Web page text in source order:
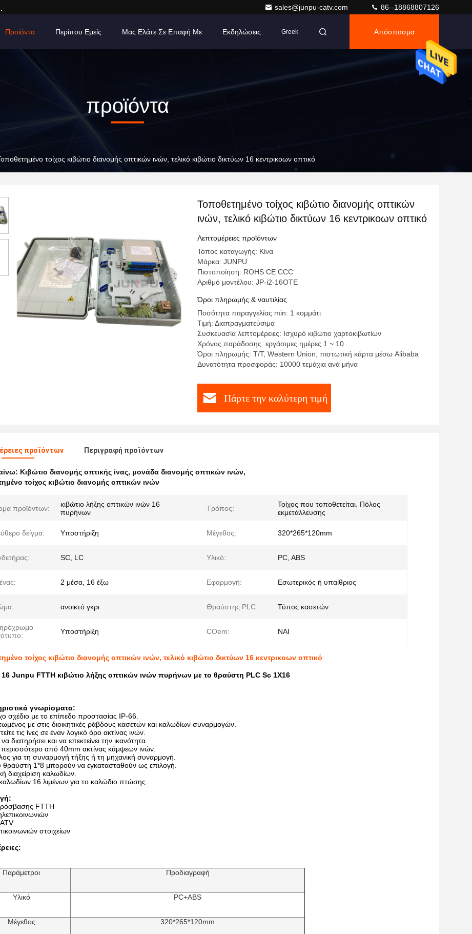
sales@junpu-catv.com 86--18868807126
Προϊόντα Περίπου Εμείς Μας Ελάτε Σε Επαφή Με Εκδηλώσεις Greek Απόσπασμα
προϊόντα
τοίχος κιβώτιο διανομής οπτικών ινών, τελικό κιβώτιο δικτύων 16 κεντρικοων οπτικό
Τοποθετημένο τοίχος κιβώτιο διανομής οπτικών
ινών, τελικό κιβώτιο δικτύων 16 κεντρικοων οπτικό
Λεπτομέρειες προϊόντων
Τόπος καταγωγής: Κίνα
Μάρκα: JUNPU
Πιστοποίηση: ROHS CE CCC
Αριθμό μοντέλου: JP-i2-16OTE
Όροι πληρωμής & ναυτιλίας
Ποσότητα παραγγελίας min: 1 κομμάτι
Τιμή: Διαπραγματεύσιμα
Συσκευασία λεπτομέρειες: Ισχυρό κιβώτιο χαρτοκιβωτίων
Χρόνος παράδοσης: εργάσιμες ημέρες 1 ~ 10
Όροι πληρωμής: T/T, Western Union, πιστωτική κάρτα μέσω Alibaba
Δυνατότητα προσφοράς: 10000 τεμάχια ανά μήνα
Πάρτε την καλύτερη τιμή
προϊόντων Περιγραφή προϊόντων
Κιβώτιο διανομής οπτικής ίνας, μονάδα διανομής οπτικών ινών,
τοίχος κιβώτιο διανομής οπτικών ινών
προϊόντων:
κιβώτιο λήξης οπτικών ινών 16
πυρήνων
Τρόπος:
Τοίχος που τοποθετείται. Πόλος
εκμετάλλευσης
δείγμα: Υποστήριξη Μέγεθος: 320*265*120mm
SC, LC Υλικό: PC, ABS
2 μέσα, 16 έξω Εφαρμογή: Εσωτερικός ή υπαίθριος
ανοικτό γκρι Θραύστης PLC: Τύπος κασετών
Υποστήριξη COem: ΝΑΙ
τοίχος κιβώτιο διανομής οπτικών ινών, τελικό κιβώτιο δικτύων 16 κεντρικοων οπτικό
16 Junpu FTTH κιβώτιο λήξης οπτικών ινών πυρήνων με το θραύστη PLC Sc 1X16
γνωρίσματα:
σχέδιο με το επίπεδο προστασίας IP-66.
με στις διοικητικές ράβδους κασετών και καλωδίων συναρμογών.
τις ίνες σε έναν λογικό όρο ακτίνας ινών.
διατηρήσει και να επεκτείνει την ικανότητα.
από 40mm ακτίνας κάμψεων ινών.
για τη συναρμογή τήξης ή τη μηχανική συναρμογή.
θραύστη 1*8 μπορούν να εγκατασταθούν ως επιλογή.
διαχείριση καλωδίων.
16 λιμένων για το καλώδιο πτώσης.
FTTH
στοιχείων
Παράμετροι Προδιαγραφή
Υλικό PC+ABS
Μέγεθος 320*265*120mm